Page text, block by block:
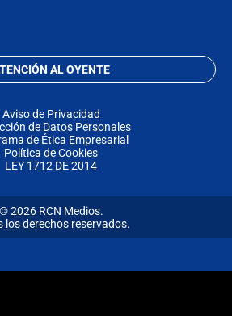
AL OYENTE
Aviso de Privacidad
de Datos Personales
de Ética Empresarial
Política de Cookies
LEY 1712 DE 2014
© 2026 RCN Medios.
los derechos reservados.